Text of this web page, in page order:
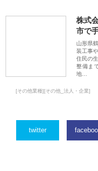
株式
市で
山形県
装工事
住民の
整備ま
地…
[その他業種][その他_法人・企業]
twitter